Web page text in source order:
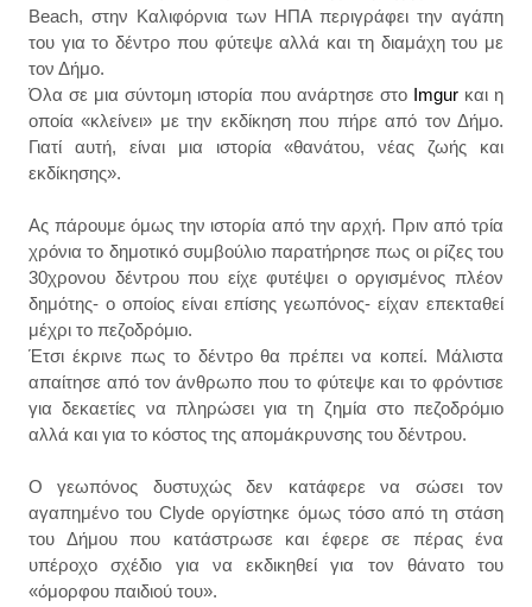
Beach, στην Καλιφόρνια των ΗΠΑ περιγράφει την αγάπη
του για το δέντρο που φύτεψε αλλά και τη διαμάχη του με
τον Δήμο.
Όλα σε μια σύντομη ιστορία που ανάρτησε στο Imgurκαι η
οποία «κλείνει» με την εκδίκηση που πήρε από τον Δήμο.
Γιατί αυτή, είναι μια ιστορία «θανάτου, νέας ζωής και
εκδίκησης».
Ας πάρουμε όμως την ιστορία από την αρχή. Πριν από τρία
χρόνια το δημοτικό συμβούλιο παρατήρησε πως οι ρίζες του
30χρονου δέντρου που είχε φυτέψει ο οργισμένος πλέον
δημότης- ο οποίος είναι επίσης γεωπόνος- είχαν επεκταθεί
μέχρι το πεζοδρόμιο.
Έτσι έκρινε πως το δέντρο θα πρέπει να κοπεί. Μάλιστα
απαίτησε από τον άνθρωπο που το φύτεψε και το φρόντισε
για δεκαετίες να πληρώσει για τη ζημία στο πεζοδρόμιο
αλλά και για το κόστος της απομάκρυνσης του δέντρου.
Ο γεωπόνος δυστυχώς δεν κατάφερε να σώσει τον
αγαπημένο του Clyde οργίστηκε όμως τόσο από τη στάση
του Δήμου που κατάστρωσε και έφερε σε πέρας ένα
υπέροχο σχέδιο για να εκδικηθεί για τον θάνατο του
«όμορφου παιδιού του».